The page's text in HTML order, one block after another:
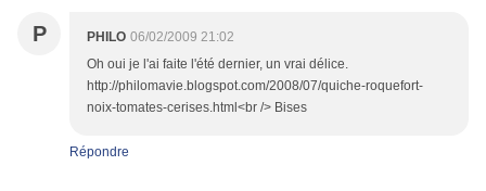
P PHILO 06/02/2009 21:02
Oh oui je l'ai faite l'été dernier, un vrai délice.
http://philomavie.blogspot.com/2008/07/quiche-roquefort-
noix-tomates-cerises.html<br /> Bises
Répondre